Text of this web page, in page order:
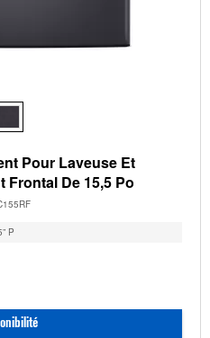
Pour Laveuse Et
Frontal De 15,5 Po
P